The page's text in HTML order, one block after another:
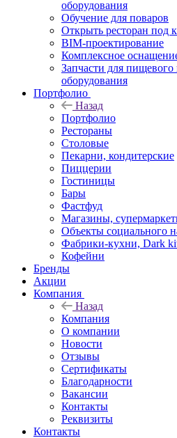
оборудования
Обучение для поваров
Открыть ресторан под
BIM-проектирование
Комплексное
Запчасти для пищевого
оборудования
Портфолио
Назад
Портфолио
Рестораны
Столовые
Пекарни, кондитерские
Пиццерии
Гостиницы
Бары
Фастфуд
Магазины,
Объекты социального
Фабрики-кухни, Dark
Кофейни
Бренды
Акции
Компания
Назад
Компания
О компании
Новости
Отзывы
Сертификаты
Благодарности
Вакансии
Контакты
Реквизиты
Контакты